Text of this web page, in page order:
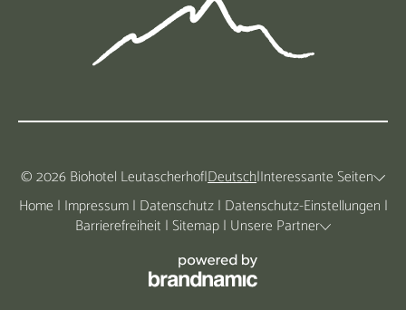
© 2026 Biohotel Leutascherhof|Deutsch|Interessante Seiten
Home | Impressum| Datenschutz| Datenschutz-Einstellungen |
Barrierefreiheit |Sitemap| Unsere Partner